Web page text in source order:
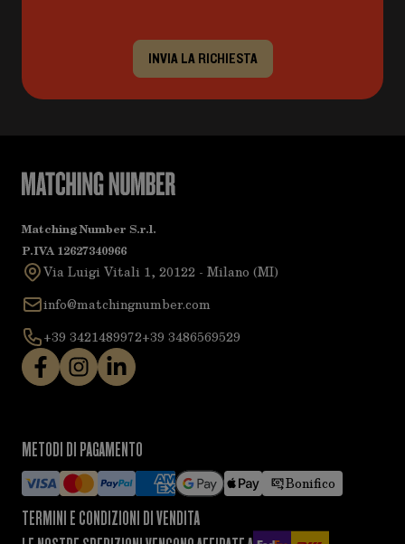
INVIA LA RICHIESTA
Matching Number S.r.l.
P.IVA 12627340966
Via Luigi Vitali 1, 20122 - Milano (MI)
info@matchingnumber.com
+39 3421489972+39 3486569529
METODI DI PAGAMENTO
Bonifico
TERMINI E CONDIZIONI DI VENDITA